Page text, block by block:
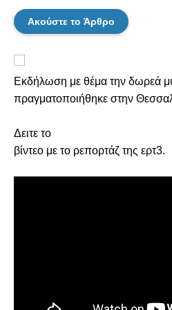
Ακούστε το Άρθρο
Εκδήλωση με θέμα την δωρεά
πραγματοποιήθηκε στην
Δειτε το
βίντεο με το ρεπορτάζ της ερτ3.